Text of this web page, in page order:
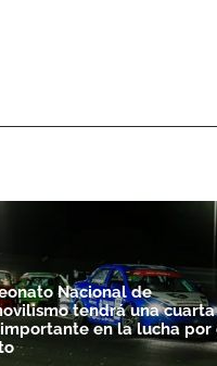
Nacional de
tendrá una cuarta
en la lucha por